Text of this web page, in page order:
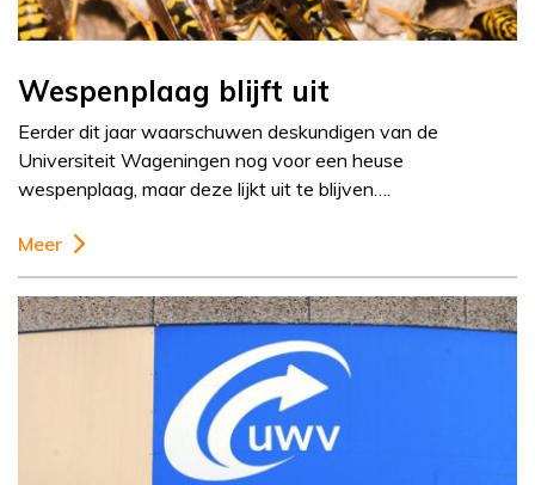
Wespenplaag blijft uit
Eerder dit jaar waarschuwen deskundigen van de
Universiteit Wageningen nog voor een heuse
wespenplaag, maar deze lijkt uit te blijven….
Meer